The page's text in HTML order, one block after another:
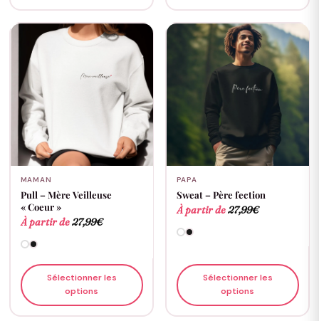
MAMAN
Pull – Mère Veilleuse
« Coeur »
À partir de27,99€
Sélectionner les
options
PAPA
Sweat – Père fection
À partir de27,99€
Sélectionner les
options